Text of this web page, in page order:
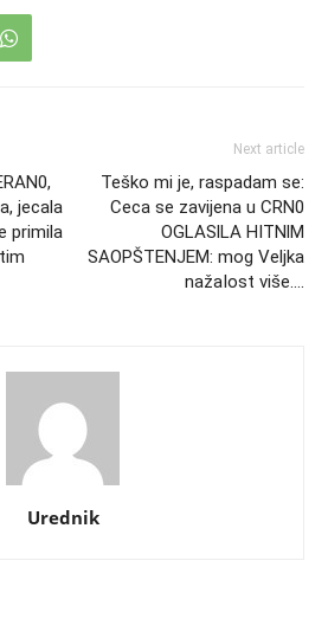
jecala
primila
Next article
Teško mi je, raspadam se:
Ceca se zavijena u CRN0
OGLASlLA HITNlM
SAOPŠTENJEM: mog Veljka
nažaIost više….
Urednik